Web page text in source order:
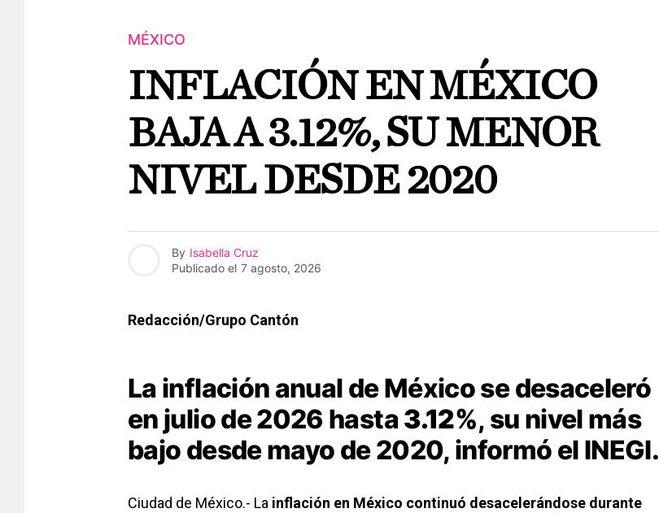
MÉXICO
INFLACIÓN EN MÉXICO
BAJA A 3.12%, SU MENOR
NIVEL DESDE 2020
By Isabella Cruz
Publicado el 7 agosto, 2026
Redacción/Grupo Cantón
La inflación anual de México se desaceleró
en julio de 2026 hasta3.12%, su nivel más
bajo desde mayo de 2020, informó el INEGI.
Ciudad de México.- La inflación en México continuó desacelerándose durante